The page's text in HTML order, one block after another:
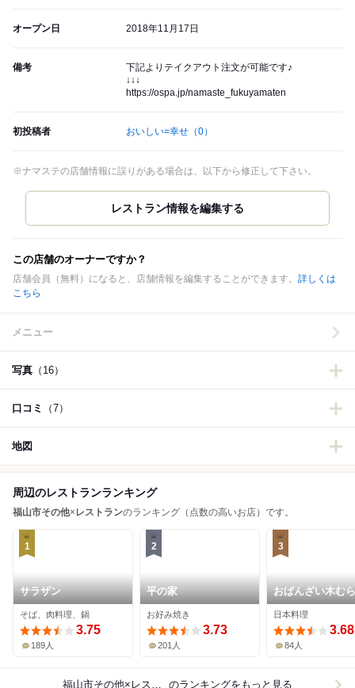
オープン日 2018年11月17日
備考
下記よりテイクアウト注文が可能です♪
↓↓↓
https://ospa.jp/namaste_fukuyamaten
初投稿者 おいしい=幸せ （0）
※ナマステの店舗情報に誤りがある場合は、以下から修正して下さい。
この店舗のオーナーですか？
店舗会員（無料）になると、店舗情報を編集することができます。 詳しくは
こちら
メニュー
写真 （16）
口コミ （7）
地図
周辺のレストランランキング
福山市その他× レストランのランキング（点数の高いお店）です。
1
サラザン
そば、肉料理、鍋
3.75
189人
2
平の家
お好み焼き
3.73
201人
3
おばんざい木むら
日本料理
3.68
84人
福山市その他×レストラン のランキングをもっと見る